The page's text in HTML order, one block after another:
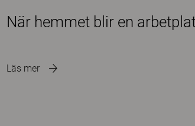
När hemmet blir en
Läs mer